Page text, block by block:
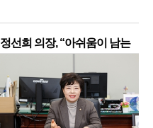
정선희 의장, “아쉬움이 남는